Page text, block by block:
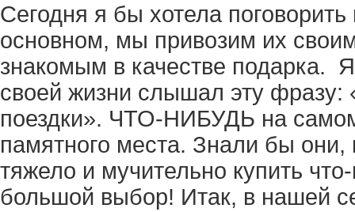
Сегодня я бы хотела
основном, мы привозим их
знакомым в качестве подарка.
своей жизни слышал эту фразу:
поездки». ЧТО-НИБУДЬ на
памятного места. Знали бы они,
тяжело и мучительно купить
большой выбор! Итак, в нашей